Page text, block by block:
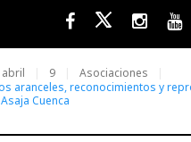
FacebookTwitter
abril 9
Asociaciones
aranceles, reconocimientos y
Cuenca